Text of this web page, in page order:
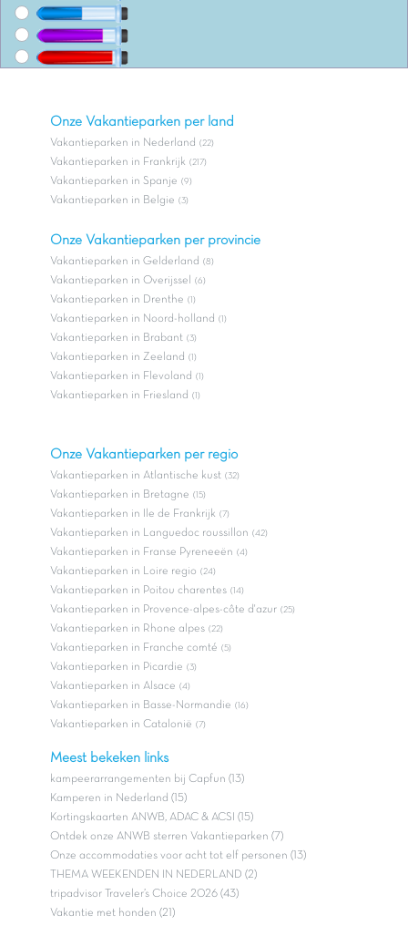
Onze Vakantieparken per land
Vakantieparken in Nederland (22)
Vakantieparken in Frankrijk (217)
Vakantieparken in Spanje (9)
Vakantieparken in Belgie (3)
Onze Vakantieparken per provincie
Vakantieparken in Gelderland (8)
Vakantieparken in Overijssel (6)
Vakantieparken in Drenthe (1)
Vakantieparken in Noord-holland (1)
Vakantieparken in Brabant (3)
Vakantieparken in Zeeland (1)
Vakantieparken in Flevoland (1)
Vakantieparken in Friesland (1)
Onze Vakantieparken per regio
Vakantieparken in Atlantische kust (32)
Vakantieparken in Bretagne (15)
Vakantieparken in Ile de Frankrijk (7)
Vakantieparken in Languedoc roussillon (42)
Vakantieparken in Franse Pyreneeën (4)
Vakantieparken in Loire regio (24)
Vakantieparken in Poitou charentes (14)
Vakantieparken in Provence-alpes-côte d'azur (25)
Vakantieparken in Rhone alpes (22)
Vakantieparken in Franche comté (5)
Vakantieparken in Picardie (3)
Vakantieparken in Alsace (4)
Vakantieparken in Basse-Normandie (16)
Vakantieparken in Catalonië (7)
Meest bekeken links
kampeerarrangementen bij Capfun (13)
Kamperen in Nederland (15)
Kortingskaarten ANWB, ADAC & ACSI (15)
Ontdek onze ANWB sterren Vakantieparken (7)
Onze accommodaties voor acht tot elf personen (13)
THEMA WEEKENDEN IN NEDERLAND (2)
tripadvisor Traveler’s Choice 2026 (43)
Vakantie met honden (21)